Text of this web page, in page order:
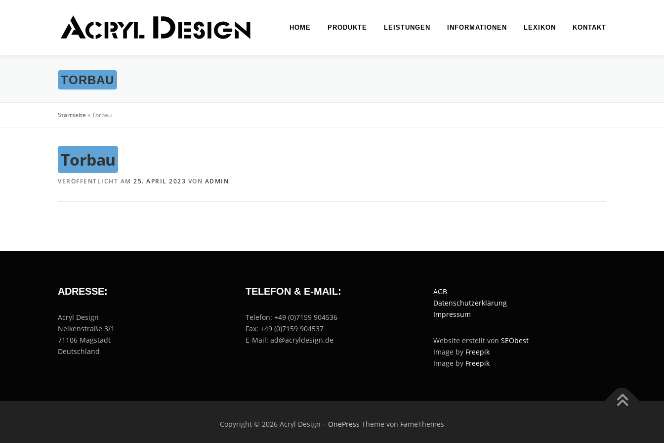
HOME PRODUKTE LEISTUNGEN INFORMATIONEN LEXIKON KONTAKT
TORBAU
Startseite»Torbau
Torbau
VERÖFFENTLICHT AM 25. APRIL 2023 VON ADMIN
ADRESSE:
Acryl Design
Nelkenstraße 3/1
71106 Magstadt
Deutschland
TELEFON & E-MAIL:
Telefon: +49 (0)7159 904536
Fax: +49 (0)7159 904537
E-Mail: ad@acryldesign.de
AGB
Datenschutzerklärung
Impressum
Website erstellt von SEObest
Image by Freepik
Image by Freepik
Copyright © 2026 Acryl Design – OnePress Theme von FameThemes